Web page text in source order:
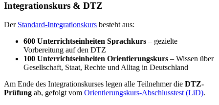
Integrationskurs & DTZ
Der Standard-Integrationskurs besteht aus:
600 Unterrichtseinheiten Sprachkurs – gezielte
Vorbereitung auf den DTZ
100 Unterrichtseinheiten Orientierungskurs – Wissen über
Gesellschaft, Staat, Rechte und Alltag in Deutschland
Am Ende des Integrationskurses legen alle Teilnehmer die DTZ-
Prüfung ab, gefolgt vom Orientierungskurs-Abschlusstest (LiD).